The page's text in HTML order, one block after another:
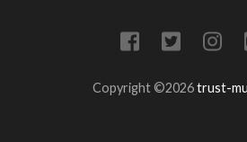
Copyright ©2026trust-